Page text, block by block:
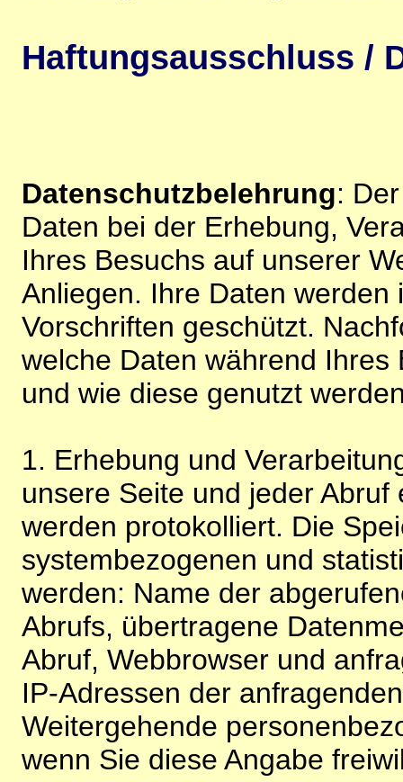
Haftungsausschluss /
Datenschutzbelehrung:
Daten bei der Erhebung,
Ihres Besuchs auf unserer
Anliegen. Ihre Daten
Vorschriften geschützt.
welche Daten während
und wie diese genutzt
1. Erhebung und
unsere Seite und jeder
werden protokolliert. Die
systembezogenen und
werden: Name der
Abrufs, übertragene
Abruf, Webbrowser und
IP-Adressen der
Weitergehende
wenn Sie diese Angabe